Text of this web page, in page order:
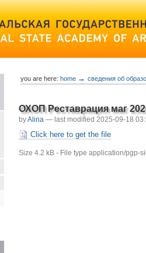
you are here: home → сведения об
ОХОП Реставрация маг
byAlina — last modified2025-09-18
Click here to get the file
Size4.2 kB - File typeapplication/pgp-